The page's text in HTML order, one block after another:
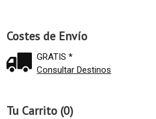
Costes de Envío
GRATIS *
Consultar Destinos
Tu Carrito (0)